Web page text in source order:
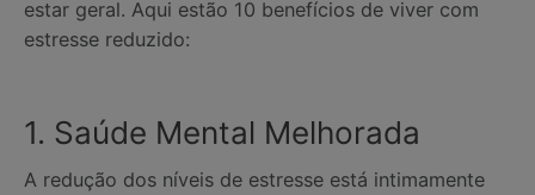
estar geral. Aqui estão 10 benefícios de viver com
estresse reduzido:
1. Saúde Mental Melhorada
A redução dos níveis de estresse está intimamente